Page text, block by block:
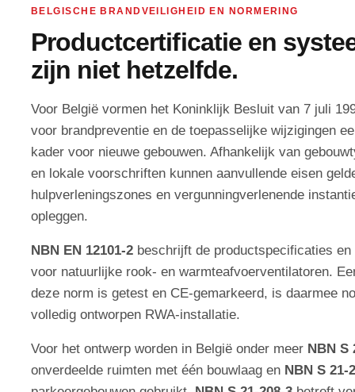
BELGISCHE BRANDVEILIGHEID EN NORMERING
Productcertificatie en
zijn niet hetzelfde.
Voor België vormen het Koninklijk Besluit van 7 juli
voor brandpreventie en de toepasselijke wijzigingen
kader voor nieuwe gebouwen. Afhankelijk van
en lokale voorschriften kunnen aanvullende eisen
hulpverleningszones en vergunningverlenende
opleggen.
NBN EN 12101-2 beschrijft de productspecificaties
voor natuurlijke rook- en warmteafvoerventilatoren.
deze norm is getest en CE-gemarkeerd, is daarmee
volledig ontworpen RWA-installatie.
Voor het ontwerp worden in België onder meer NBN S
onverdeelde ruimten met één bouwlaag en NBN S 21-